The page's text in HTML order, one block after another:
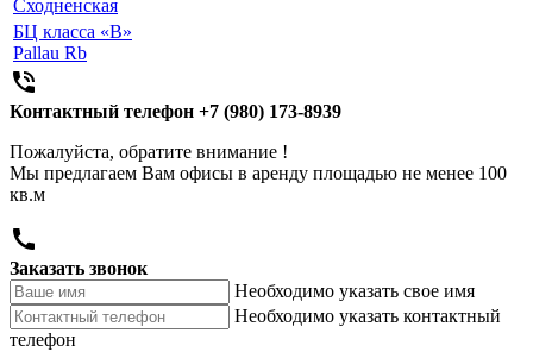
Сходненская
БЦ класса «B»
Pallau Rb

Контактный телефон +7 (980) 173-8939
Пожалуйста, обратите внимание !
Мы предлагаем Вам офисы в аренду площадью не менее 100
кв.м

Заказать звонок
Необходимо указать свое имя
Необходимо указать контактный
телефон